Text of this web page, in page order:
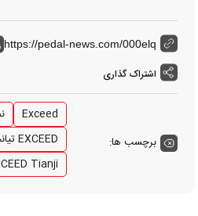
https://pedal-news.com/000elq
اشتراک گذاری
برچسب ها:
Exceed
EXCEED تیانجی
Tianji